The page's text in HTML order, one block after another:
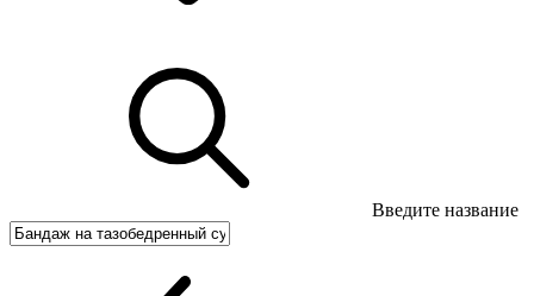
Введите название